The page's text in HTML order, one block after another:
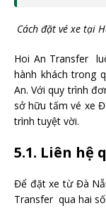
Cách đặt vé xe tại
Hoi An Transfer
hành khách trong
An. Với quy trình
sở hữu tấm vé xe
trình tuyệt vời.
5.1. Liên hệ
Để đặt xe từ Đà
Transfer qua hai